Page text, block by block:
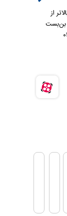
از
بن‌بست